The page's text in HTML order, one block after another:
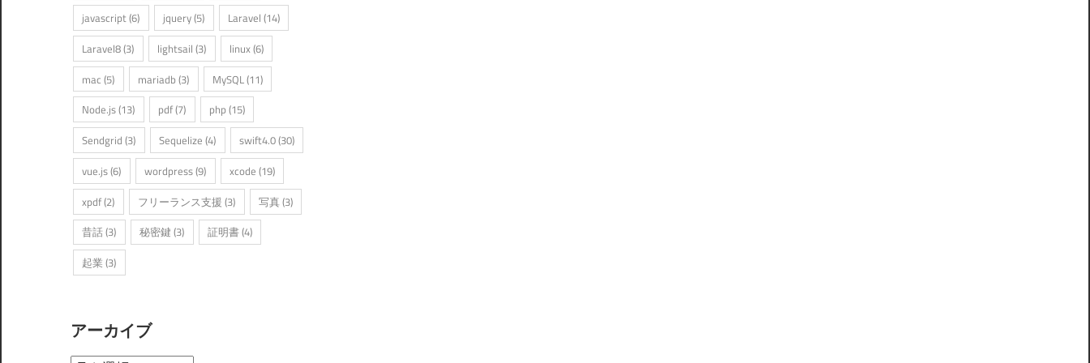
javascript(6) jquery(5) Laravel (14)
Laravel8(3) lightsail (3) linux(6)
mac (5) mariadb (3) MySQL(11)
Node.js(13) pdf(7) php(15)
Sendgrid (3) Sequelize (4) swift4.0(30)
vue.js(6) wordpress(9) xcode (19)
xpdf(2) フリーランス支援 (3) 写真(3)
昔話(3) 秘密鍵 (3) 証明書(4)
起業 (3)
アーカイブ